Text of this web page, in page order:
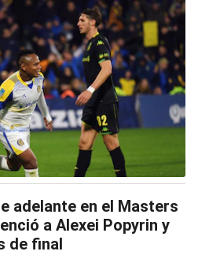
adelante en el Masters
a Alexei Popyrin y
de final